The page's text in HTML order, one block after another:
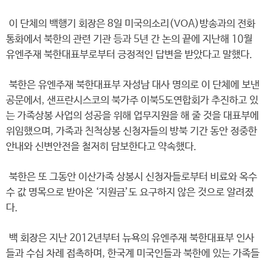
이 단체의 백행기 회장은 8일 미국의소리(VOA)방송과의 전화
통화에서 북한의 관련 기관 등과 5년 간 논의 끝에 지난해 10월
유엔주재 북한대표부로부터 긍정적인 답변을 받았다고 말했다.
북한은 유엔주재 북한대표부 자성남 대사 명의로 이 단체에 보낸
공문에서, 샌프란시스코의 북가주 이북5도연합회가 추진하고 있
는 가족상봉 사업의 성공을 위해 업무지원을 해 줄 것을 대표부에
위임했으며, 가족과 친척상봉 신청자들의 방북 기간 동안 정중한
안내와 신변안전을 철저히 담보한다고 약속했다.
북한은 또 그동안 이산가족 상봉시 신청자들로부터 비료와 옥수
수 값 명목으로 받아온 ‘지원금’도 요구하지 않은 것으로 알려졌
다.
백 회장은 지난 2012년부터 뉴욕의 유엔주재 북한대표부 인사
들과 수십 차례 접촉하며, 한국계 미국인들과 북한에 있는 가족들